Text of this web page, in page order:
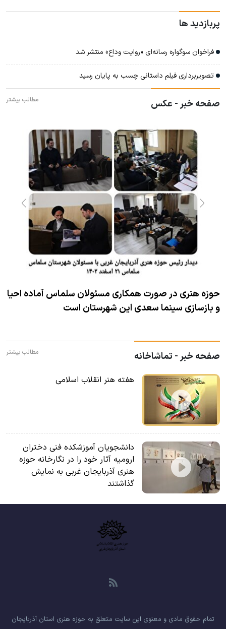
پربازدید ها
فراخوان سوگواره رسانه‌ای «روایت وداع» منتشر شد
تصویربرداری فیلم داستانی چسب به پایان رسید
صفحه خبر - عکس مطالب بیشتر
حوزه هنری در صورت همکاری مسئولان سلماس آماده احیا
و بازسازی سینما سعدی این شهرستان است
صفحه خبر - تماشاخانه مطالب بیشتر
هفته هنر انقلاب اسلامی
دانشجویان آموزشکده فنی دختران
ارومیه آثار خود را در نگارخانه حوزه
هنری آذربایجان غربی به نمایش
گذاشتند
تمام حقوق مادی و معنوی این سایت متعلق به حوزه هنری استان آذربایجان